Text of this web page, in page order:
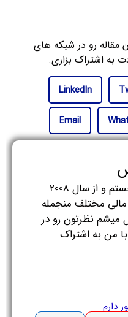
مقاله رو در شبکه های
به اشتراک بزاری.
LinkedIn
Email
من سید مهدی حق شناس هستم و از سال 2008
مختلف منجمله
میشم نظرتون رو در
من به اشتراک
دارم